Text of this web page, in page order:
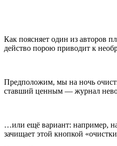
Как поясняет один из авторов
действо порою приводит к
Предположим, мы на ночь
ставший ценным — журнал
…или ещё вариант: например,
зачищает этой кнопкой